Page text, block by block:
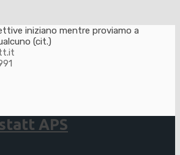
iniziano mentre proviamo a
(cit.)
APS